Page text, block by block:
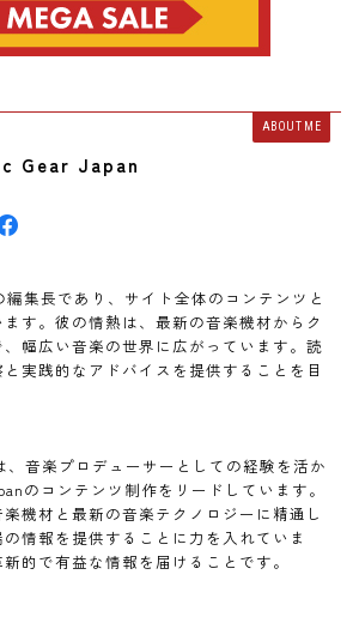
ABOUT ME
Gear Japan
集長であり、サイト全体のコンテンツと
す。彼の情熱は、最新の音楽機材からク
幅広い音楽の世界に広がっています。読
実践的なアドバイスを提供することを目
、音楽プロデューサーとしての経験を活か
のコンテンツ制作をリードしています。
機材と最新の音楽テクノロジーに精通し
情報を提供することに力を入れていま
的で有益な情報を届けることです。